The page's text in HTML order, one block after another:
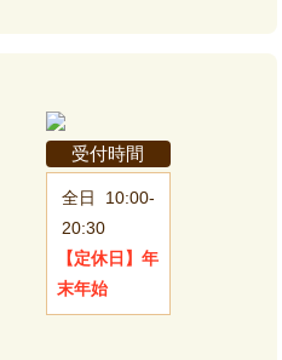
受付時間
全日
10:00-
20:30
【定休日】 年
末年始